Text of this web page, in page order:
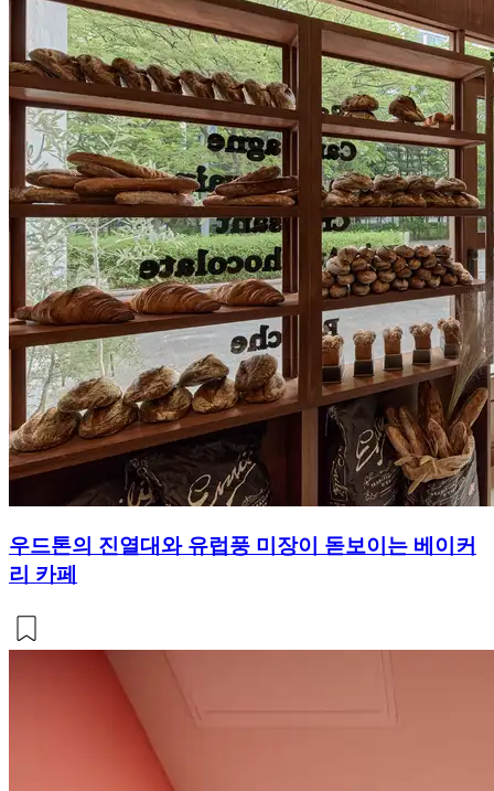
우드톤의 진열대와 유럽풍 미장이 돋보이는 베이커
리 카페